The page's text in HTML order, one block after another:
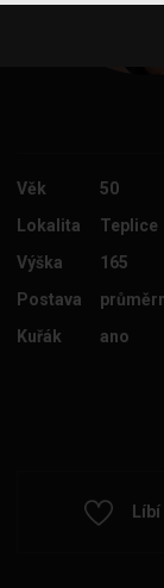
Věk
50
Lokalita
Teplice
Výška
165
Postava
Kuřák
ano